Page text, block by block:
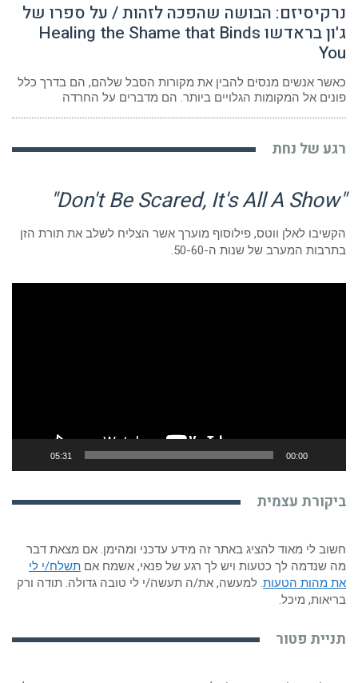
הבושה שהפכה לזהות / על ספרו של
ג'ון בראדשו Healing the Shame that Binds
אנשים מנסים להבין את מקורות הסבל שלהם, הם בדרך כלל
אל המקומות הגלויים ביותר. הם מדברים על החרדה
של נחת
לאלן ווטס, פילוסוף מוערך אשר הצליח לשלב את תורת הזן
המערב של שנות ה-50-60.
עצמית
לי מאוד להציג באתר זה מידע עדכני ומהימן. אם מצאת דבר
שנדמה לך כטעות ויש לך רגע של פנאי, אשמח אםתשלח/י לי
מהות הטעות. למעשה, את/ה תעשה/י לי טובה גדולה. תודה ורק
מיכל.
פטור